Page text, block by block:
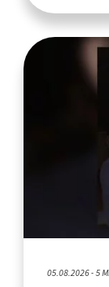
05.08.2026 - 5